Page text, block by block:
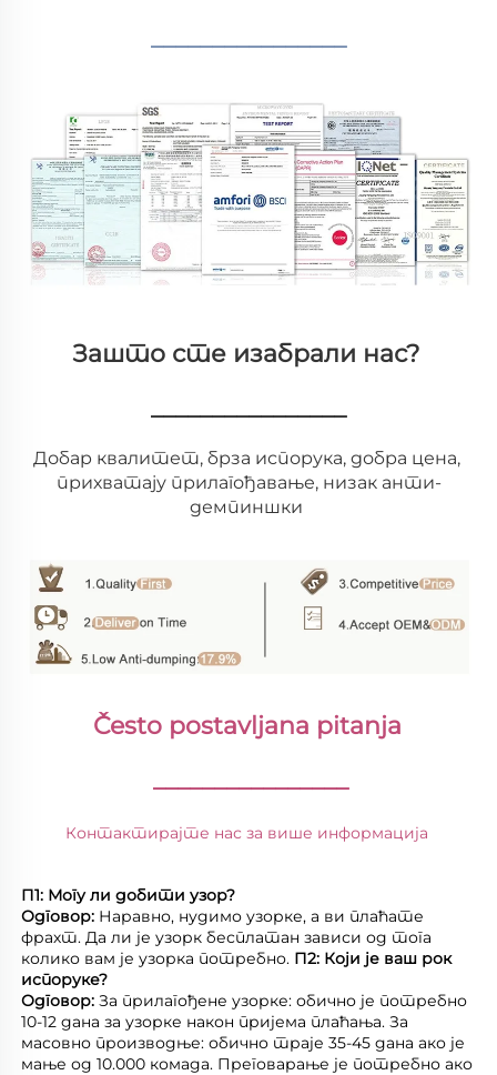
________________
Зашто сте изабрали нас?
________________
Добар квалитет, брза испорука, добра цена,
прихватају прилагођавање, низак анти-
демпиншки
Često postavljana pitanja
________________
Контактирајте нас за више информација
П1: Могу ли добити узор?
Одговор: Наравно, нудимо узорке, а ви плаћате
фрахт. Да ли је узорк бесплатан зависи од тога
колико вам је узорка потребно. П2: Који је ваш рок
испоруке?
Одговор: За прилагођене узорке: обично је потребно
10-12 дана за узорке након пријема плаћања. За
масовно производње: обично траје 35-45 дана ако је
мање од 10.000 комада. Преговарање је потребно ако